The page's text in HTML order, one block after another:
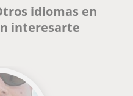
idiomas en
interesarte